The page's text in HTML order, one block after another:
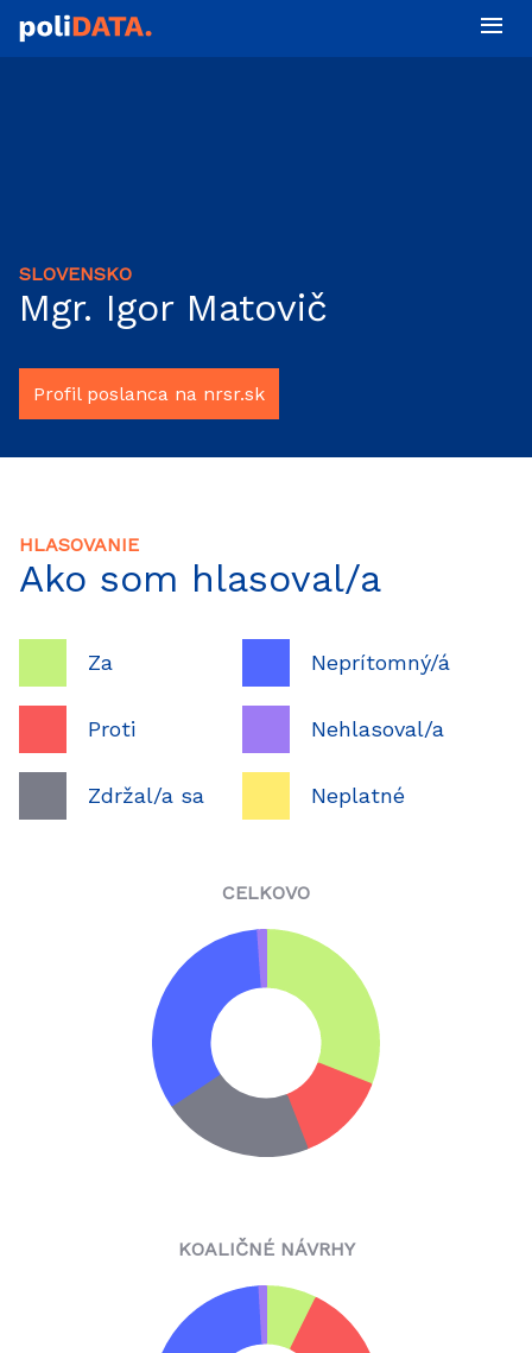
SLOVENSKO
Mgr. Igor Matovič
Profil poslanca na nrsr.sk
HLASOVANIE
Ako som hlasoval/a
Za
Proti
Zdržal/a sa
Neprítomný/á
Nehlasoval/a
Neplatné
CELKOVO
KOALIČNÉ NÁVRHY